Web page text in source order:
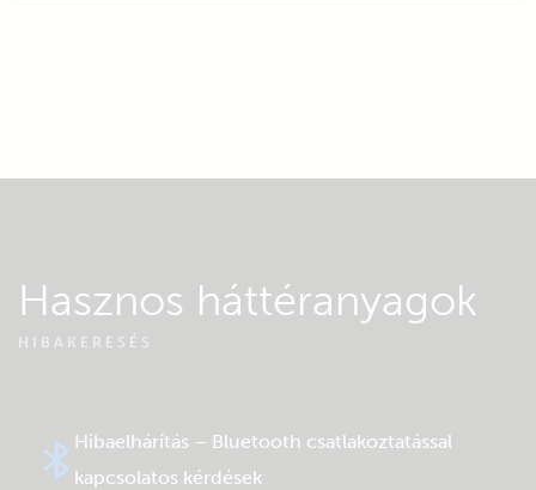
Hasznos háttéranyagok
HIBAKERESÉS
Hibaelhárítás – Bluetooth csatlakoztatással
kapcsolatos kérdések